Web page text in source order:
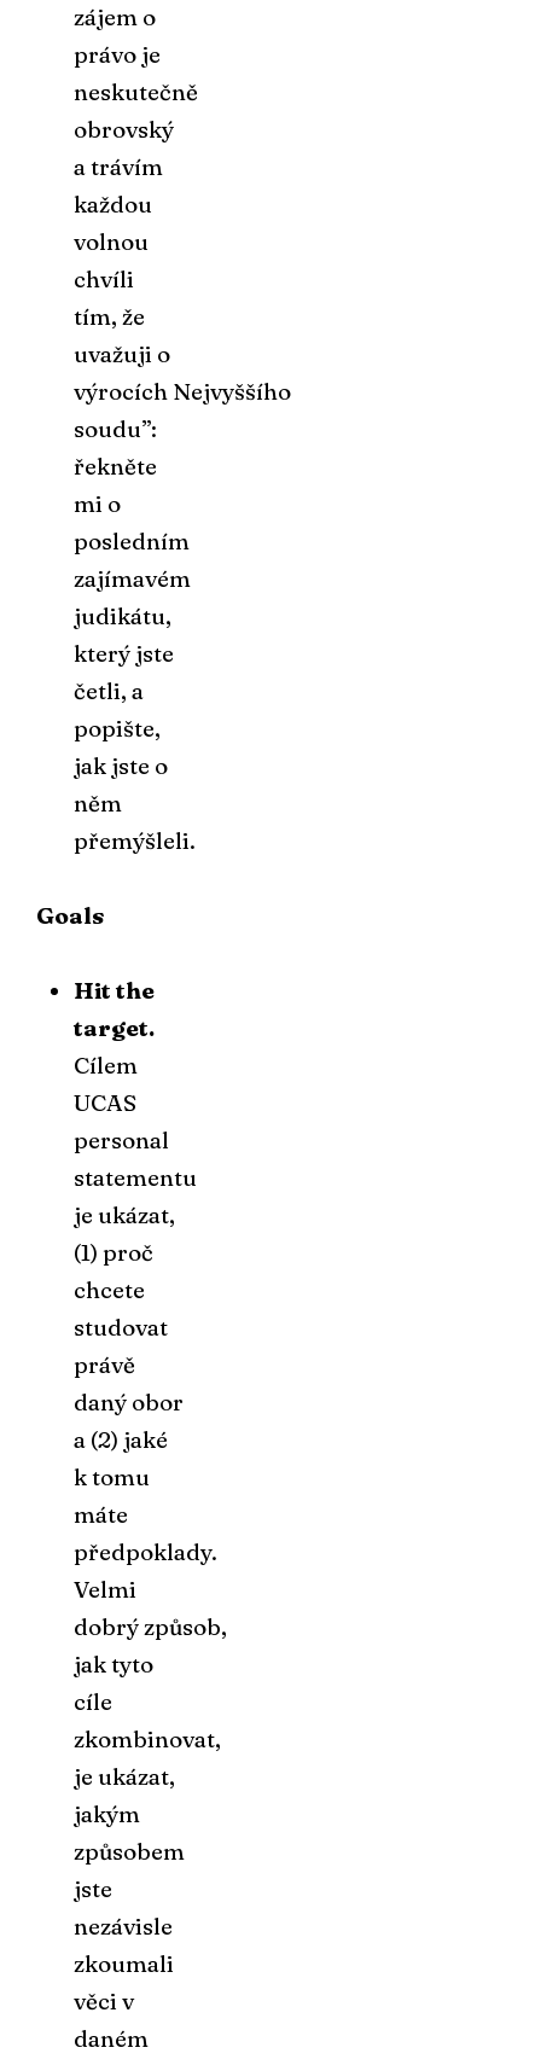
zájem o
právo je
neskutečně
obrovský
a trávím
každou
volnou
chvíli
tím, že
uvažuji o
výrocích Nejvyššího
soudu”:
řekněte
mi o
posledním
zajímavém
judikátu,
který jste
četli, a
popište,
jak jste o
něm
přemýšleli.
Goals
Hit the
target.
Cílem
UCAS
personal
statementu
je ukázat,
(1) proč
chcete
studovat
právě
daný obor
a (2) jaké
k tomu
máte
předpoklady.
Velmi
dobrý způsob,
jak tyto
cíle
zkombinovat,
je ukázat,
jakým
způsobem
jste
nezávisle
zkoumali
věci v
daném